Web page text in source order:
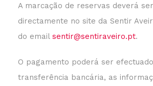
A marcação de reservas deverá
directamente no site da Sentir
do email sentir@sentiraveiro.pt.
O pagamento poderá ser
transferência bancária, as